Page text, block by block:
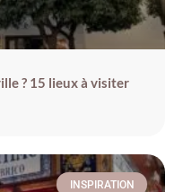
? 15 lieux à visiter
INSPIRATION